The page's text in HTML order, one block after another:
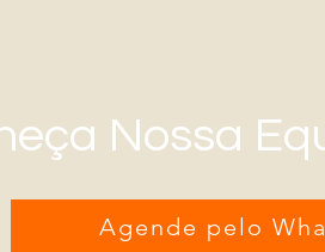
Agende pelo
Nossa